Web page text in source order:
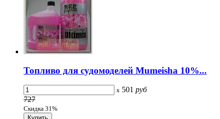
Топливо для судомоделей Mumeisha 10%...
x 501 руб
727
Скидка 31%